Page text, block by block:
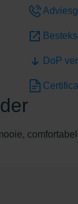
DoP